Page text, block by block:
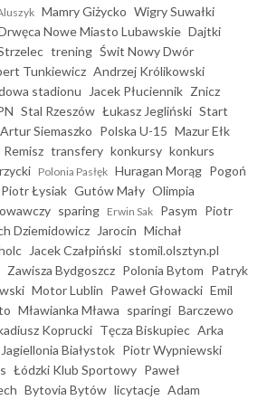
Mamry Giżycko Wigry Suwałki
Nowe Miasto Lubawskie Dajtki
trening Świt Nowy Dwór
Tunkiewicz Andrzej Królikowski
stadionu Jacek Płuciennik Znicz
Stal Rzeszów Łukasz Jegliński Start
Artur Siemaszko Polska U-15 Mazur Ełk
Remisz transfery konkursy konkurs
Polonia Pasłęk Huragan Morąg Pogoń
Piotr Łysiak Gutów Mały Olimpia
sparing Erwin Sak Pasym Piotr
Dziemidowicz Jarocin Michał
Jacek Czałpiński stomil.olsztyn.pl
Zawisza Bydgoszcz Polonia Bytom Patryk
Motor Lublin Paweł Głowacki Emil
Mławianka Mława sparingi Barczewo
Koprucki Tęcza Biskupiec Arka
Jagiellonia Białystok Piotr Wypniewski
Łódzki Klub Sportowy Paweł
Bytovia Bytów licytacje Adam